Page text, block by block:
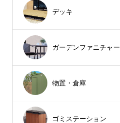
デッキ
ガーデンファニチャー
物置・倉庫
ゴミステーション